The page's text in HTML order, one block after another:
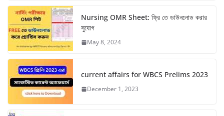
Nursing OMR Sheet: ফ্রি তে ডাউনলোড করার
সুযোগ
May 8, 2024
current affairs for WBCS Prelims 2023
December 1, 2023